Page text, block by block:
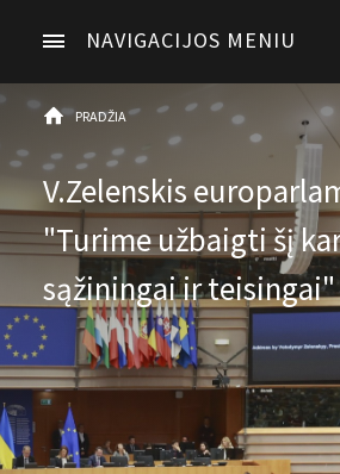
NAVIGACIJOS MENIU
PRADŽIA
V.Zelenskis
"Turime užbaigti šį
sąžiningai ir teisingai"